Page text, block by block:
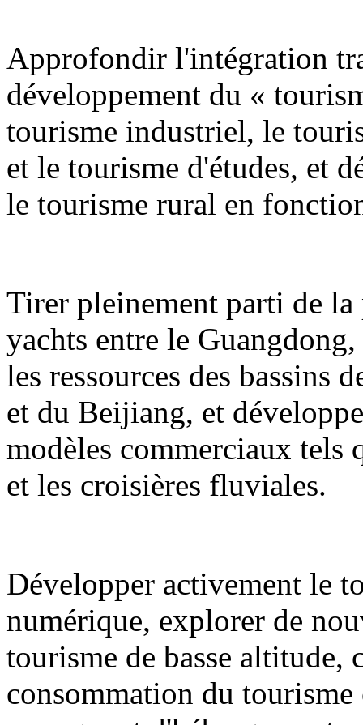
Approfondir l'intégration
développement du «
tourisme industriel, le
et le tourisme d'études, et
le tourisme rural en
Tirer pleinement parti de
yachts entre le
les ressources des bassins
et du Beijiang, et
modèles commerciaux tels
et les croisières fluviales.
Développer activement le
numérique, explorer de
tourisme de basse altitude,
consommation du